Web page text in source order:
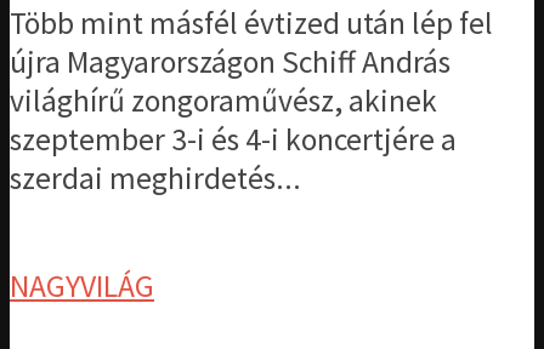
Több mint másfél évtized után lép fel
újra Magyarországon Schiff András
világhírű zongoraművész, akinek
szeptember 3-i és 4-i koncertjére a
szerdai meghirdetés...
NAGYVILÁG